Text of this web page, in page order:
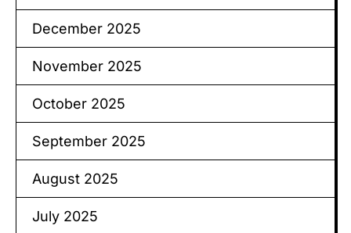
December 2025
November 2025
October 2025
September 2025
August 2025
July 2025